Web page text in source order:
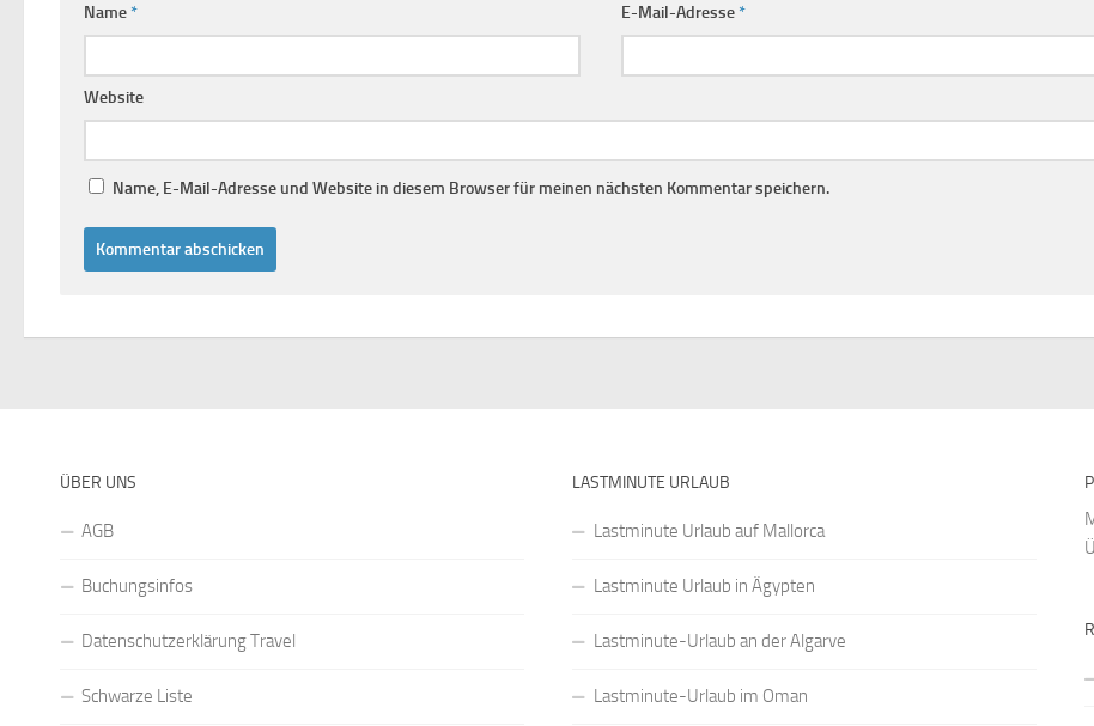
Name* E-Mail-Adresse*
Website
Name, E-Mail-Adresse und Website in diesem Browser für meinen nächsten Kommentar speichern.
ÜBER UNS
AGB
Buchungsinfos
Datenschutzerklärung Travel
Schwarze Liste
LASTMINUTE URLAUB
Lastminute Urlaub auf Mallorca
Lastminute Urlaub in Ägypten
Lastminute-Urlaub an der Algarve
Lastminute-Urlaub im Oman